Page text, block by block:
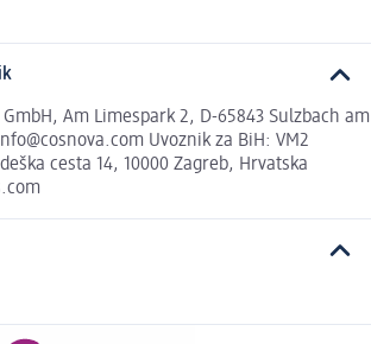
Am Limespark 2, D-65843 Sulzbach am
Uvoznik za BiH: VM2
cesta 14, 10000 Zagreb, Hrvatska